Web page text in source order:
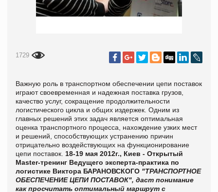
1729
Важную роль в транспортном обеспечении цепи поставок
играют своевременная и надежная поставка грузов,
качество услуг, сокращение продолжительности
логистического цикла и общих издержек. Одним из
главных решений этих задач является оптимальная
оценка транспортного процесса, нахождение узких мест
и решений, способствующих устранению причин
отрицательно воздействующих на функционирование
цепи поставок. 18-19 мая 2012г., Киев - Открытый
Master-тренинг Ведущего эксперта-практика по
логистике Виктора БАРАНОВСКОГО "ТРАНСПОРТНОЕ
ОБЕСПЕЧЕНИЕ ЦЕПИ ПОСТАВОК", даст понимание
как просчитать оптимальный маршрут с